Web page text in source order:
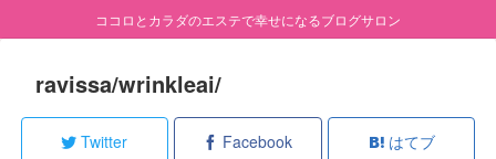
ココロとカラダのエステで幸せになるブログサロン
ravissa/wrinkleai/
Twitter Facebook はてブ